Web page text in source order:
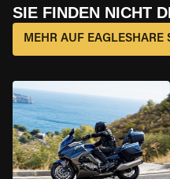
SIE FINDEN NICHT
MEHR AUF EAGLESHARE